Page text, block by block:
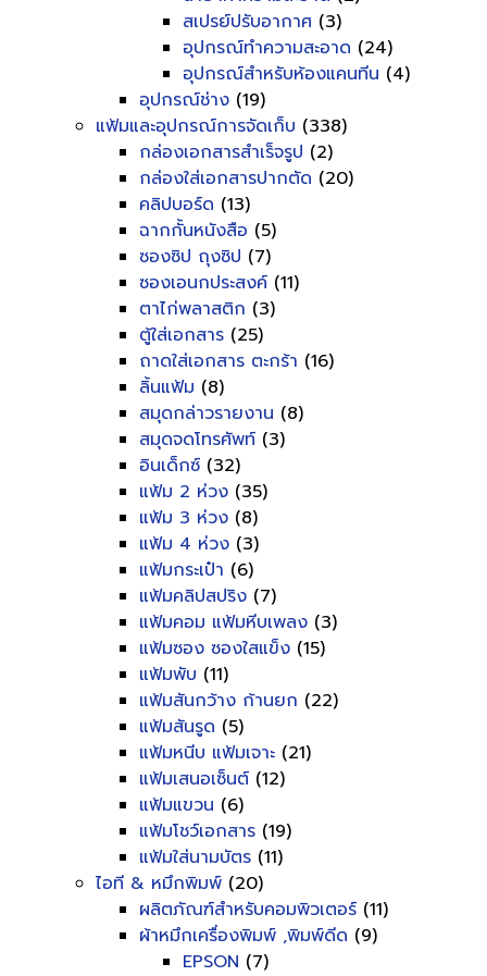
สเปรย์ปรับอากาศ (3)
อุปกรณ์ทำความสะอาด (24)
อุปกรณ์สำหรับห้องแคนทีน (4)
อุปกรณ์ช่าง (19)
แฟ้มและอุปกรณ์การจัดเก็บ (338)
กล่องเอกสารสำเร็จรูป (2)
กล่องใส่เอกสารปากตัด (20)
คลิปบอร์ด (13)
ฉากกั้นหนังสือ (5)
ซองซิป ถุงซิป (7)
ซองเอนกประสงค์ (11)
ตาไก่พลาสติก (3)
ตู้ใส่เอกสาร (25)
ถาดใส่เอกสาร ตะกร้า (16)
ลิ้นแฟ้ม (8)
สมุดกล่าวรายงาน (8)
สมุดจดโทรศัพท์ (3)
อินเด็กซ์ (32)
แฟ้ม 2 ห่วง (35)
แฟ้ม 3 ห่วง (8)
แฟ้ม 4 ห่วง (3)
แฟ้มกระเป๋า (6)
แฟ้มคลิปสปริง (7)
แฟ้มคอม แฟ้มหีบเพลง (3)
แฟ้มซอง ซองใสแข็ง (15)
แฟ้มพับ (11)
แฟ้มสันกว้าง ก้านยก (22)
แฟ้มสันรูด (5)
แฟ้มหนีบ แฟ้มเจาะ (21)
แฟ้มเสนอเซ็นต์ (12)
แฟ้มแขวน (6)
แฟ้มโชว์เอกสาร (19)
แฟ้มใส่นามบัตร (11)
ไอที & หมึกพิมพ์ (20)
ผลิตภัณฑ์สำหรับคอมพิวเตอร์ (11)
ผ้าหมึกเครื่องพิมพ์ ,พิมพ์ดีด (9)
EPSON (7)